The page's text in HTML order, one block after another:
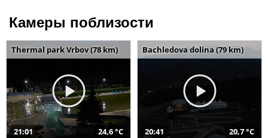
Камеры поблизости
Thermal park Vrbov (78 km)
21:01 24,6 °C
Bachledova dolina (79 km)
20:41 20,7 °C